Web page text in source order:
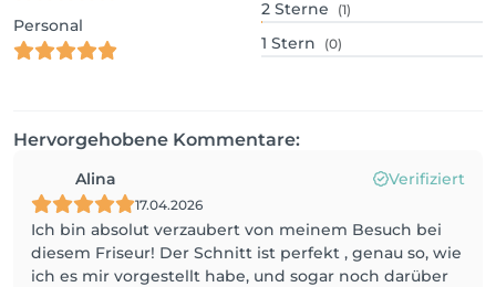
Personal
2 Sterne (1)
1 Stern (0)
Hervorgehobene Kommentare:
Alina Verifiziert
17.04.2026
Ich bin absolut verzaubert von meinem Besuch bei
diesem Friseur! Der Schnitt ist perfekt , genau so, wie
ich es mir vorgestellt habe, und sogar noch darüber